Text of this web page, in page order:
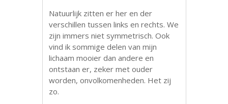
Natuurlijk zitten er her en der
verschillen tussen links en rechts. We
zijn immers niet symmetrisch. Ook
vind ik sommige delen van mijn
lichaam mooier dan andere en
ontstaan er, zeker met ouder
worden, onvolkomenheden. Het zij
zo.